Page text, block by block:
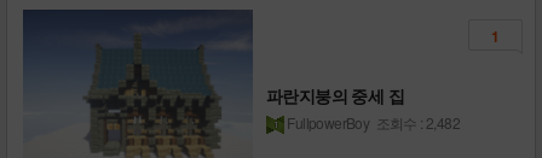
파란지붕의 중세 집
FullpowerBoy 조회수 : 2,482
1